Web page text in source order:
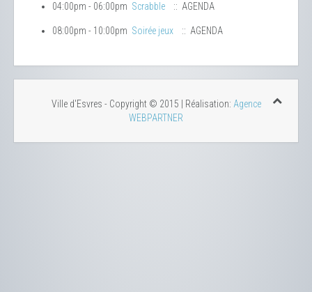
04:00pm - 06:00pm Scrabble :: AGENDA
08:00pm - 10:00pm Soirée jeux :: AGENDA
Ville d'Esvres - Copyright © 2015 | Réalisation: Agence
WEBPARTNER